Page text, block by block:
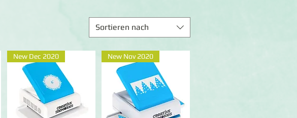
Sortieren nach
New Dec 2020 New Nov 2020